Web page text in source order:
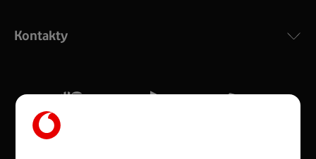
silný signál pro celou domácnost. Kompaktní rozměry 21
Více o COMPAL CH7465VF
Kontakty